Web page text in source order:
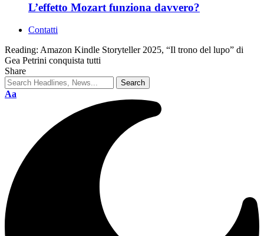
L’effetto Mozart funziona davvero?
Contatti
Reading: Amazon Kindle Storyteller 2025, “Il trono del lupo” di
Gea Petrini conquista tutti
Share
Aa